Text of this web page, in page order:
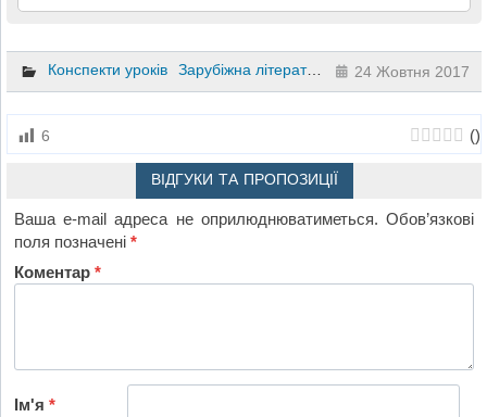
Конспекти уроків Зарубіжна література 6 клас
24 Жовтня 2017
6 ()
ВІДГУКИ ТА ПРОПОЗИЦІЇ
Ваша e-mail адреса не оприлюднюватиметься. Обов’язкові
поля позначені*
Коментар*
Ім'я*